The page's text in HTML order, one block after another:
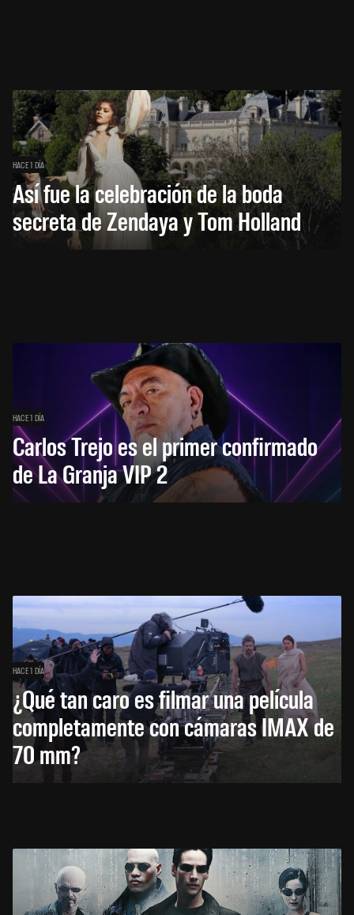
HACE 1 DÍA
Así fue la celebración de la boda
secreta de Zendaya y Tom Holland
HACE 1 DÍA
Carlos Trejo es el primer confirmado
de La Granja VIP 2
HACE 1 DÍA
¿Qué tan caro es filmar una película
completamente con cámaras IMAX de
70 mm?